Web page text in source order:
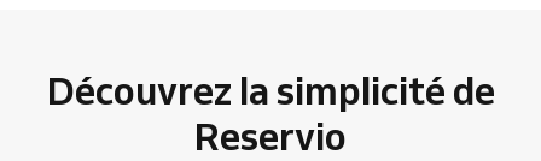
Découvrez la simplicité de
Reservio